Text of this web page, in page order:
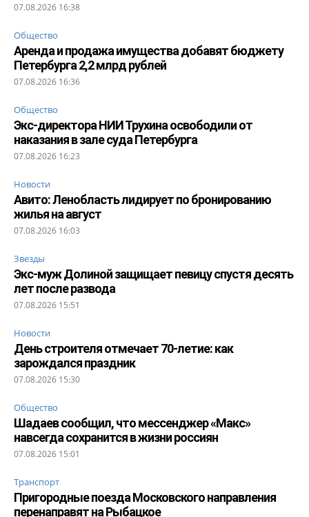
07.08.2026 16:38
Общество
Аренда и продажа имущества добавят бюджету
Петербурга 2,2 млрд рублей
07.08.2026 16:36
Общество
Экс-директора НИИ Трухина освободили от
наказания в зале суда Петербурга
07.08.2026 16:23
Новости
Авито: Ленобласть лидирует по бронированию
жилья на август
07.08.2026 16:03
Звезды
Экс-муж Долиной защищает певицу спустя десять
лет после развода
07.08.2026 15:51
Новости
День строителя отмечает 70-летие: как
зарождался праздник
07.08.2026 15:30
Общество
Шадаев сообщил, что мессенджер «Макс»
навсегда сохранится в жизни россиян
07.08.2026 15:01
Транспорт
Пригородные поезда Московского направления
перенаправят на Рыбацкое